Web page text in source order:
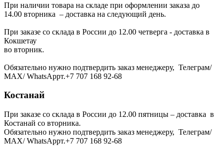
При наличии товара на складе при оформлении заказа до
14.00 вторника – доставка на следующий день.
При заказе со склада в России до 12.00 четверга - доставка в
Кокшетау
во вторник.
Обязательно нужно подтвердить заказ менеджеру, Телеграм/
МАХ/ WhatsAppт.+7 707 168 92-68
Костанай
При заказе со склада в России до 12.00 пятницы – доставка в
Костанай со вторника.
Обязательно нужно подтвердить заказ менеджеру, Телеграм/
МАХ/ WhatsAppт.+7 707 168 92-68